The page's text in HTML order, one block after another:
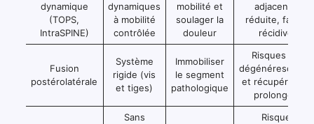
dynamique
(TOPS,
IntraSPINE)
dynamiques
à mobilité
contrôlée
mobilité et
soulager la
douleur
adjacente
réduite, faible
récidive
Fusion
postérolatérale
Système
rigide (vis
et tiges)
Immobiliser
le segment
pathologique
Risques de
dégénérescence
et récupération
prolongée
Sans
Risque